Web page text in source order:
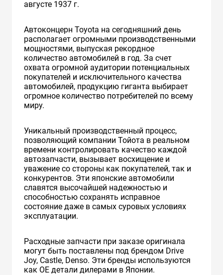
августе 1937 г.
Автоконцерн Toyota на сегодняшний день
располагает огромными производственными
мощностями, выпуская рекордное
количество автомобилей в год. За счет
охвата огромной аудитории потенциальных
покупателей и исключительного качества
автомобилей, продукцию гиганта выбирает
огромное количество потребителей по всему
миру.
Уникальный производственный процесс,
позволяющий компании Тойота в реальном
времени контролировать качество каждой
автозапчасти, вызывает восхищение и
уважение со стороны как покупателей, так и
конкурентов. Эти японские автомобили
славятся высочайшей надежностью и
способностью сохранять исправное
состояние даже в самых суровых условиях
эксплуатации.
Расходные запчасти при заказе оригинала
могут быть поставлены под брендом Drive
Joy, Castle, Denso. Эти бренды используются
как ОЕ детали дилерами в Японии.